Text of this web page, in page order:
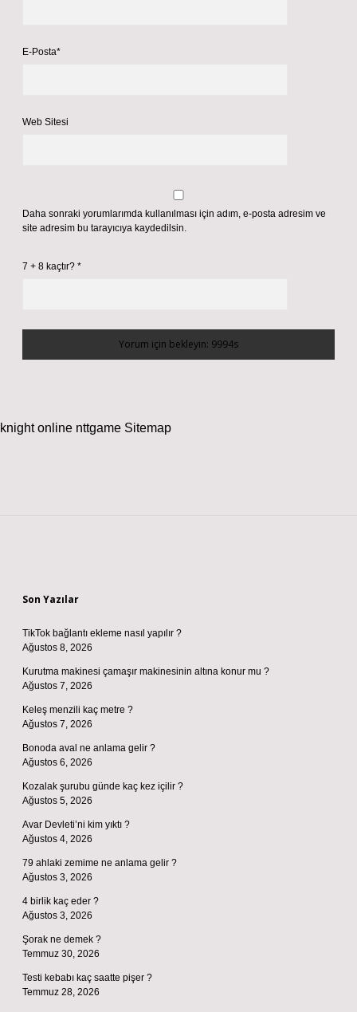
E-Posta*
Web Sitesi
Daha sonraki yorumlarımda kullanılması için adım, e-posta adresim ve
site adresim bu tarayıcıya kaydedilsin.
7 + 8 kaçtır? *
knight online nttgame Sitemap
Son Yazılar
TikTok bağlantı ekleme nasıl yapılır ?
Ağustos 8, 2026
Kurutma makinesi çamaşır makinesinin altına konur mu ?
Ağustos 7, 2026
Keleş menzili kaç metre ?
Ağustos 7, 2026
Bonoda aval ne anlama gelir ?
Ağustos 6, 2026
Kozalak şurubu günde kaç kez içilir ?
Ağustos 5, 2026
Avar Devleti’ni kim yıktı ?
Ağustos 4, 2026
79 ahlaki zemime ne anlama gelir ?
Ağustos 3, 2026
4 birlik kaç eder ?
Ağustos 3, 2026
Şorak ne demek ?
Temmuz 30, 2026
Testi kebabı kaç saatte pişer ?
Temmuz 28, 2026